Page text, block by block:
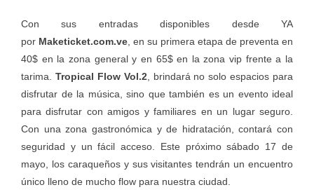
Con sus entradas disponibles desde YA
por Maketicket.com.ve, en su primera etapa de preventa en
40$ en la zona general y en 65$ en la zona vip frente a la
tarima. Tropical Flow Vol.2, brindará no solo espacios para
disfrutar de la música, sino que también es un evento ideal
para disfrutar con amigos y familiares en un lugar seguro.
Con una zona gastronómica y de hidratación, contará con
seguridad y un fácil acceso. Este próximo sábado 17 de
mayo, los caraqueños y sus visitantes tendrán un encuentro
único lleno de mucho flow para nuestra ciudad.